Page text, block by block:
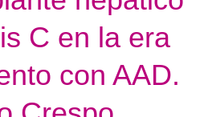
C en la era
con AAD.